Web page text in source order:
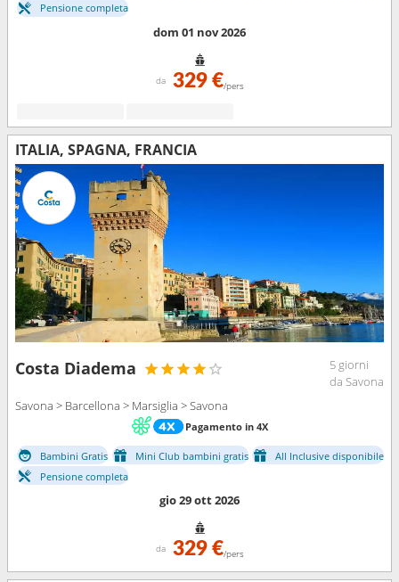
Pensione completa
dom 01 nov 2026
da 329 €/pers
ITALIA, SPAGNA, FRANCIA
Costa Diadema
5 giorni
da Savona
Savona > Barcellona > Marsiglia > Savona
Pagamento in 4X
Bambini Gratis Mini Club bambini gratis
All Inclusive disponibile
Pensione completa
gio 29 ott 2026
da 329 €/pers